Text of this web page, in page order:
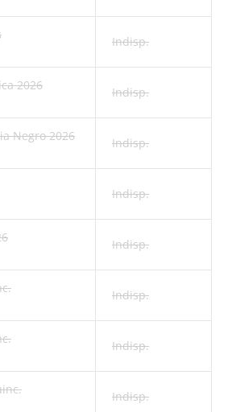
Indisp.
2026 Indisp.
Negro 2026 Indisp.
Indisp.
Indisp.
Indisp.
Indisp.
Indisp.